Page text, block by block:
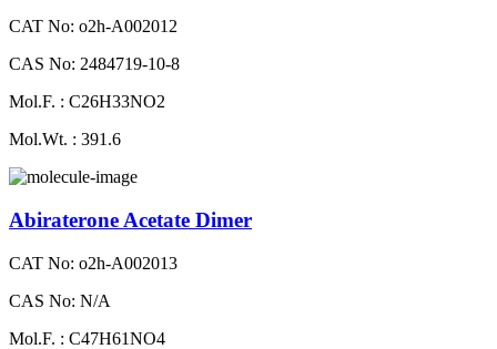
CAT No: o2h-A002012
CAS No: 2484719-10-8
Mol.F. : C26H33NO2
Mol.Wt. : 391.6
Abiraterone Acetate Dimer
CAT No: o2h-A002013
CAS No: N/A
Mol.F. : C47H61NO4